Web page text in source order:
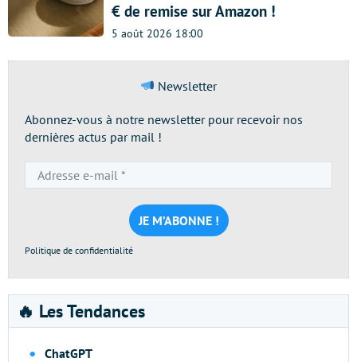
€ de remise sur Amazon !
5 août 2026 18:00
Newsletter
Abonnez-vous à notre newsletter pour recevoir nos
dernières actus par mail !
e-
mail
*
Politique de confidentialité
🔥 Les Tendances
ChatGPT